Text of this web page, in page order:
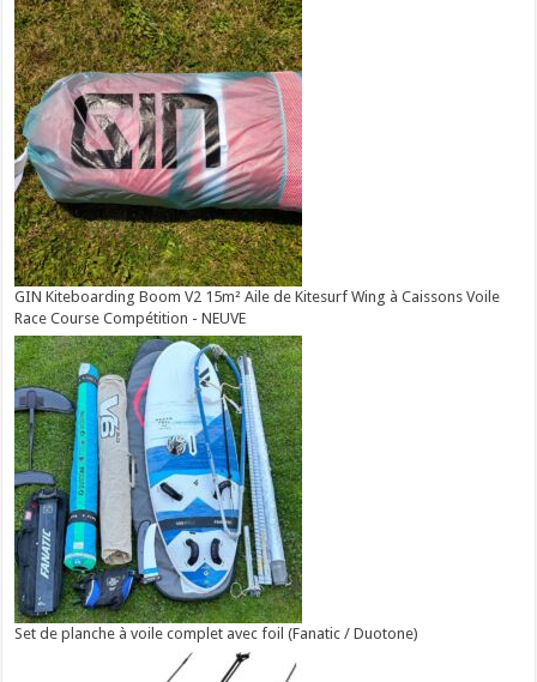
GIN Kiteboarding Boom V2 15m² Aile de Kitesurf Wing à Caissons Voile
Race Course Compétition - NEUVE
Set de planche à voile complet avec foil (Fanatic / Duotone)